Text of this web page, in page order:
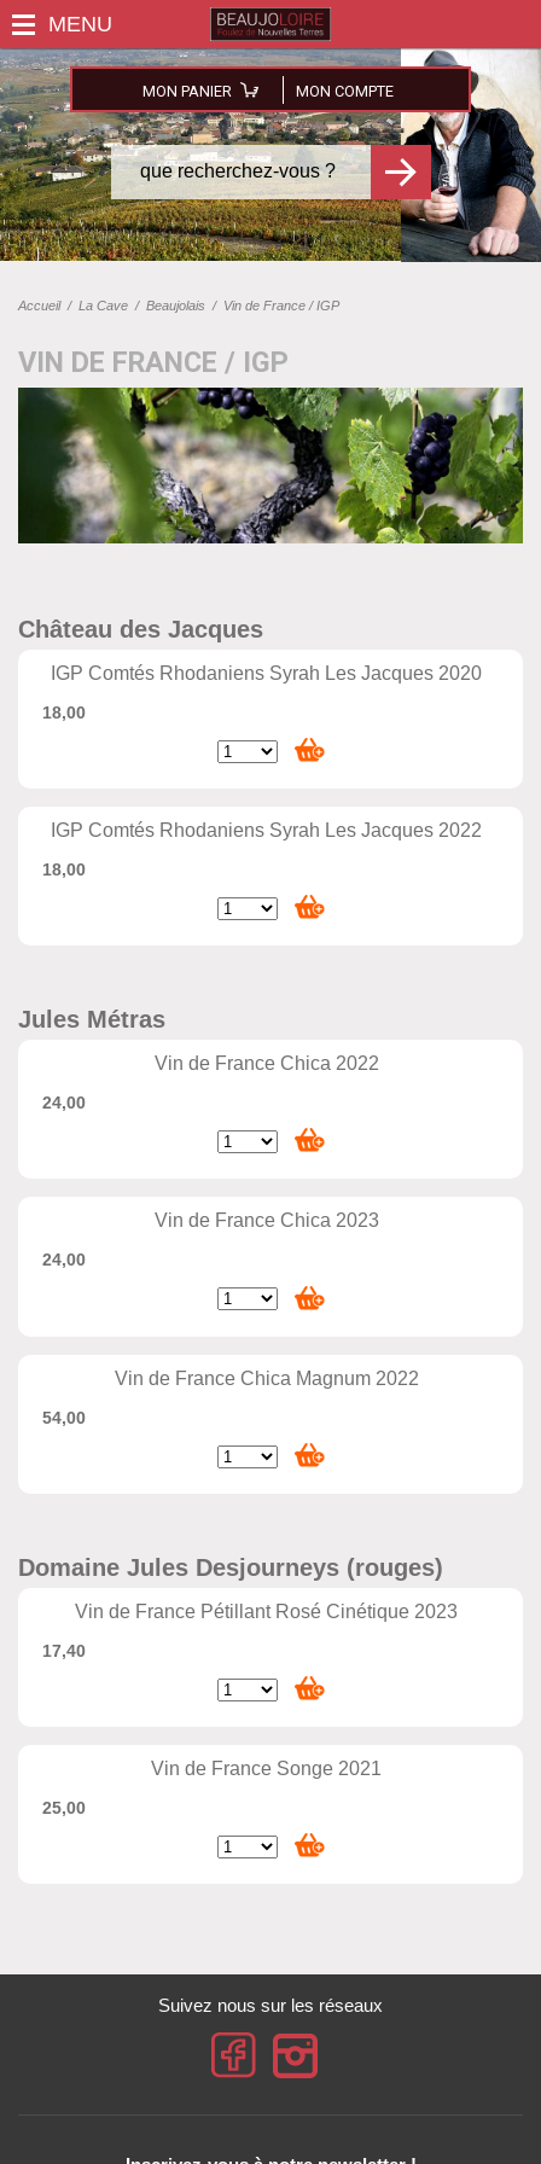
MON PANIER MON COMPTE
Accueil/ La Cave / Beaujolais / Vin de France / IGP
VIN DE FRANCE / IGP
Château des Jacques
IGP Comtés Rhodaniens Syrah Les Jacques 2020
18,00
IGP Comtés Rhodaniens Syrah Les Jacques 2022
18,00
Jules Métras
Vin de France Chica 2022
24,00
Vin de France Chica 2023
24,00
Vin de France Chica Magnum 2022
54,00
Domaine Jules Desjourneys (rouges)
Vin de France Pétillant Rosé Cinétique 2023
17,40
Vin de France Songe 2021
25,00
Suivez nous sur les réseaux